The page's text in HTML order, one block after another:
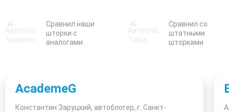
Сравнил наши
шторки с
аналогами
Сравнил со
штатными
шторками
AcademeG
Константин Заруцкий, автоблогер, г. Санкт-